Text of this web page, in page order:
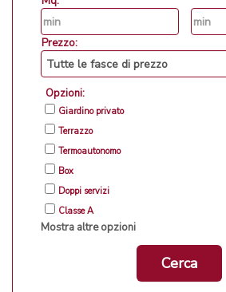
Prezzo:
Opzioni:
Giardino privato
Terrazzo
Termoautonomo
Box
Doppi servizi
Classe A
Mostra altre opzioni
Cerca